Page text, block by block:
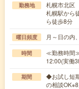
勤務地
札幌市北区
札幌駅から
ら徒歩8分
曜日頻度 月～日の内
時間
≪勤務時間
12:00(実働
期間
◆お試し短
の相談